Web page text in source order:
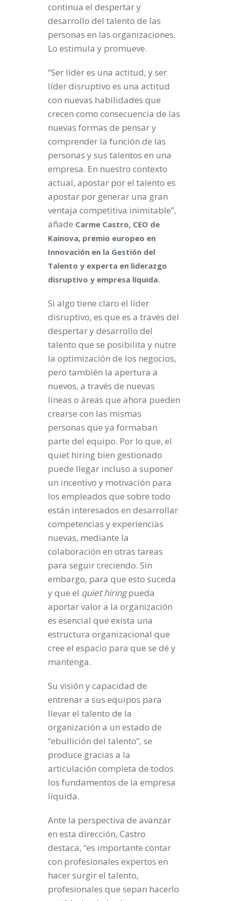
continua el despertar y
desarrollo del talento de las
personas en las organizaciones.
Lo estimula y promueve.
“Ser líder es una actitud, y ser
líder disruptivo es una actitud
con nuevas habilidades que
crecen como consecuencia de las
nuevas formas de pensar y
comprender la función de las
personas y sus talentos en una
empresa. En nuestro contexto
actual, apostar por el talento es
apostar por generar una gran
ventaja competitiva inimitable”,
añade Carme Castro, CEO de
Kainova, premio europeo en
Innovación en la Gestión del
Talento y experta en liderazgo
disruptivo y empresa líquida.
Si algo tiene claro el líder
disruptivo, es que es a través del
despertar y desarrollo del
talento que se posibilita y nutre
la optimización de los negocios,
pero también la apertura a
nuevos, a través de nuevas
líneas o áreas que ahora pueden
crearse con las mismas
personas que ya formaban
parte del equipo. Por lo que, el
quiet hiring bien gestionado
puede llegar incluso a suponer
un incentivo y motivación para
los empleados que sobre todo
están interesados en desarrollar
competencias y experiencias
nuevas, mediante la
colaboración en otras tareas
para seguir creciendo. Sin
embargo, para que esto suceda
y que el quiet hiringpueda
aportar valor a la organización
es esencial que exista una
estructura organizacional que
cree el espacio para que se dé y
mantenga.
Su visión y capacidad de
entrenar a sus equipos para
llevar el talento de la
organización a un estado de
“ebullición del talento”, se
produce gracias a la
articulación completa de todos
los fundamentos de la empresa
líquida.
Ante la perspectiva de avanzar
en esta dirección, Castro
destaca, “es importante contar
con profesionales expertos en
hacer surgir el talento,
profesionales que sepan hacerlo